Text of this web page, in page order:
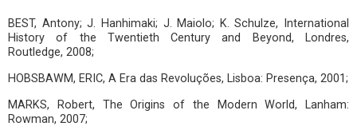
BEST, Antony; J. Hanhimaki; J. Maiolo; K. Schulze, International
History of the Twentieth Century and Beyond, Londres,
Routledge, 2008;
HOBSBAWM, ERIC, A Era das Revoluções, Lisboa: Presença, 2001;
MARKS, Robert, The Origins of the Modern World, Lanham:
Rowman, 2007;